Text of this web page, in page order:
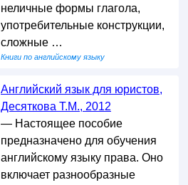
неличные формы глагола,
употребительные конструкции,
сложные …
Книги по английскому языку
Английский язык для юристов,
Десяткова Т.М., 2012
— Настоящее пособие
предназначено для обучения
английскому языку права. Оно
включает разнообразные